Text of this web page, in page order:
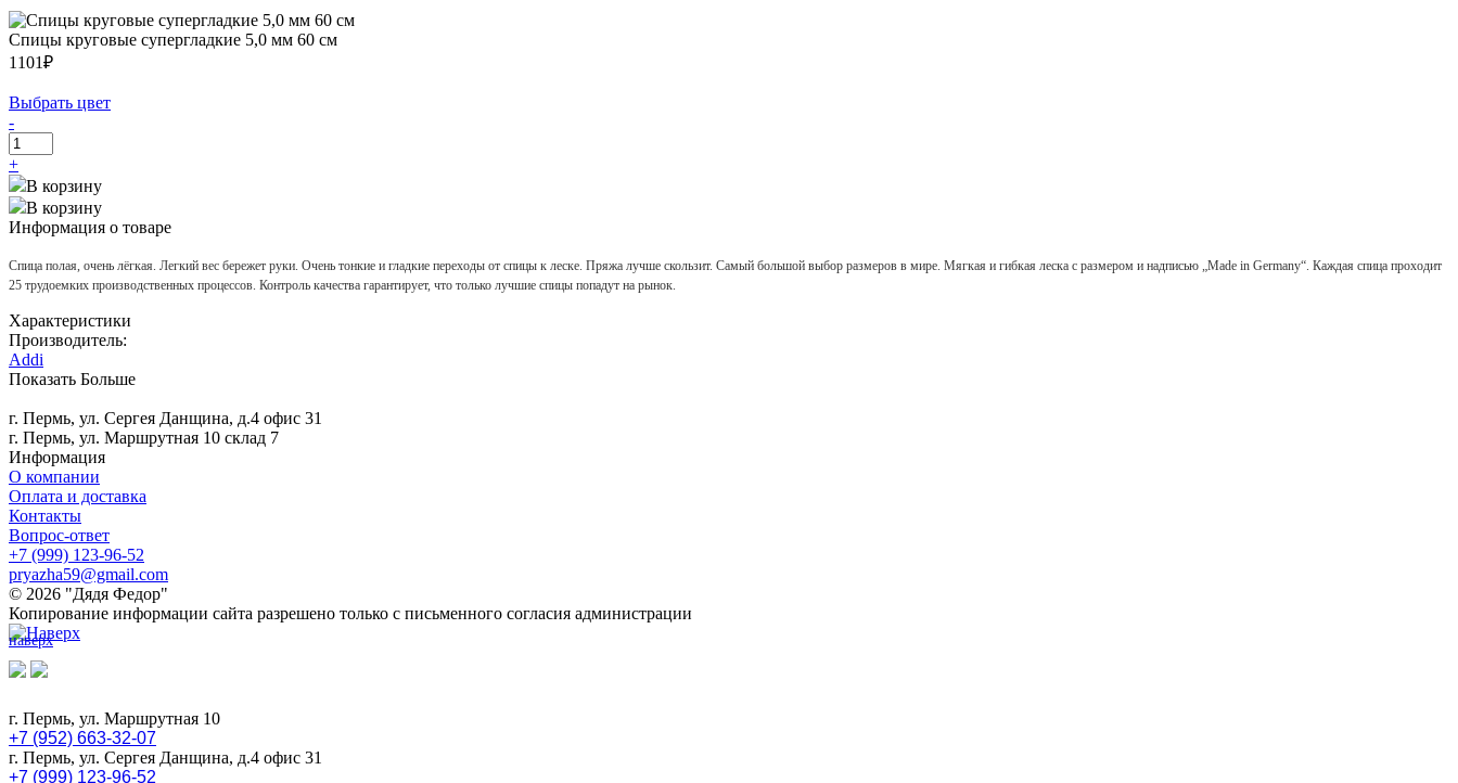
Спицы круговые супергладкие 5,0 мм 60 см
1101₽
Выбрать цвет
-
+
В корзину
В корзину
Информация о товаре
Спица полая, очень лёгкая. Легкий вес бережет руки. Очень тонкие и гладкие переходы от спицы к леске. Пряжа лучше скользит. Самый большой выбор размеров в мире. Мягкая и гибкая леска с размером и надписью „Made in Germany“. Каждая спица проходит
25 трудоемких производственных процессов. Контроль качества гарантирует, что только лучшие спицы попадут на рынок.
Характеристики
Производитель:
Addi
Показать Больше
г. Пермь, ул. Сергея Данщина, д.4 офис 31
г. Пермь, ул. Маршрутная 10 склад 7
Информация
О компании
Оплата и доставка
Контакты
Вопрос-ответ
+7 (999) 123-96-52
pryazha59@gmail.com
© 2026 "Дядя Федор"
Копирование информации сайта разрешено только с письменного согласия администрации
наверх
г. Пермь, ул. Маршрутная 10
+7 (952) 663-32-07
г. Пермь, ул. Сергея Данщина, д.4 офис 31
+7 (999) 123-96-52